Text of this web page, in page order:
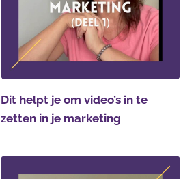
Dit helpt je om video’s in te
zetten in je marketing